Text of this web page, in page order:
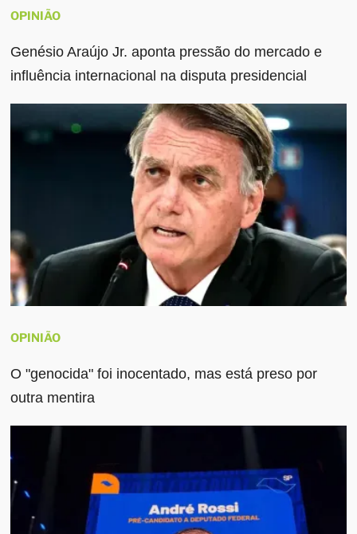
OPINIÃO
Genésio Araújo Jr. aponta pressão do mercado e
influência internacional na disputa presidencial
OPINIÃO
O "genocida" foi inocentado, mas está preso por
outra mentira